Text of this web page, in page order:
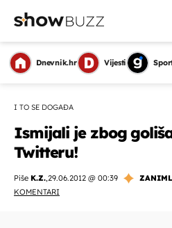
Dnevnik.hr Vijesti
I TO SE DOGAĐA
Ismijali je zbog
Twitteru!
Piše K.Z.,29.06.2012 @ 00:39
KOMENTARI